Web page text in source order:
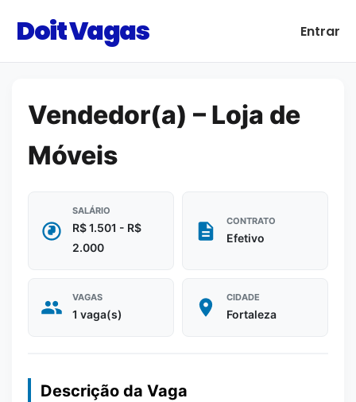
Doit Vagas Entrar
Vendedor(a) – Loja de
Móveis
SALÁRIO
R$ 1.501 - R$
2.000
CONTRATO
Efetivo
VAGAS
1 vaga(s)
CIDADE
Fortaleza
Descrição da Vaga